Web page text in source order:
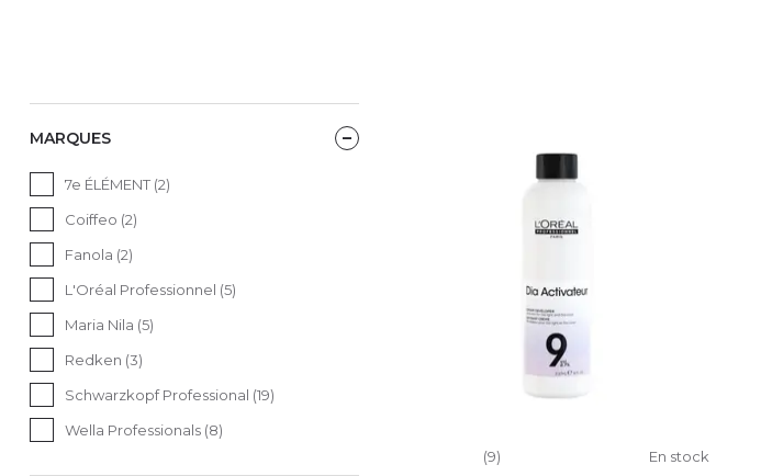
(9)
En stock
MARQUES
7e ÉLÉMENT (2)
Coiffeo (2)
Fanola (2)
L'Oréal Professionnel (5)
Maria Nila (5)
Redken (3)
Schwarzkopf Professional (19)
Wella Professionals (8)